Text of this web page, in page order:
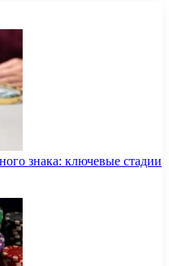
знака: ключевые стадии